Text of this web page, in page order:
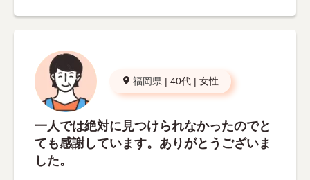
福岡県 | 40代 | 女性
一人では絶対に見つけられなかったのでと
ても感謝しています。ありがとうございま
した。